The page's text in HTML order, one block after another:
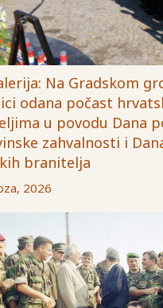
Na Gradskom
odana počast
u povodu Dana
zahvalnosti i
branitelja
2026